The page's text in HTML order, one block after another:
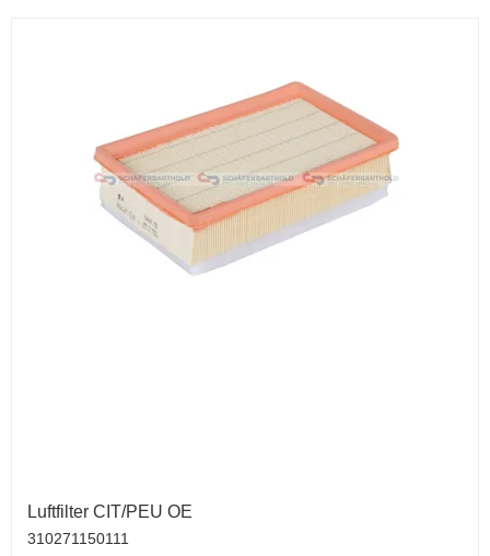
Luftfilter CIT/PEU OE
310271150111